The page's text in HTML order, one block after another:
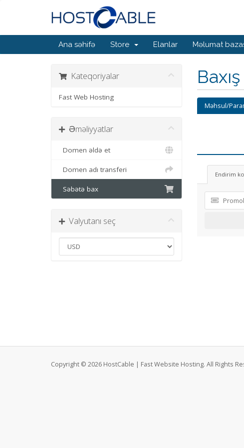
Ana səhifə Store Elanlar Məlumat
Kateqoriyalar
Fast Web Hosting
Əməliyyatlar
Domen əldə et
Domen adı transferi
Səbətə bax
Valyutanı seç
Məhsul/
Endirim
Copyright © 2026 HostCable | Fast Website Hosting. All Rights